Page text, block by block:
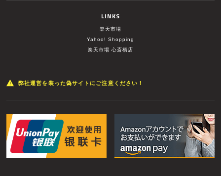
LINKS
楽天市場
Yahoo! Shopping
楽天市場 心斎橋店
弊社運営を装った偽サイトにご注意ください！